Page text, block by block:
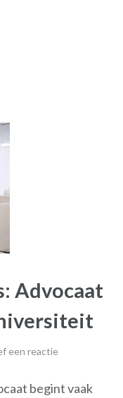
Advocaat
een reactie
begint vaak